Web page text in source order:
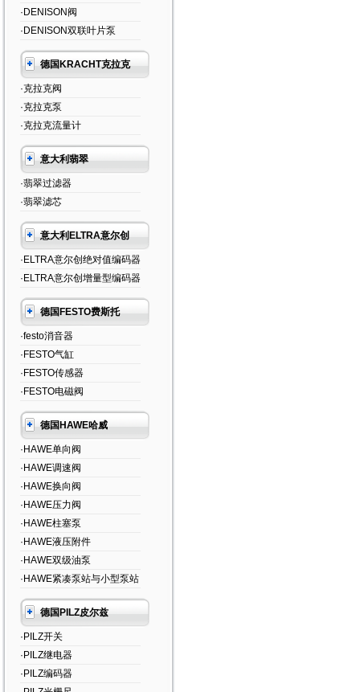
·DENISON阀
·DENISON双联叶片泵
德国KRACHT克拉克
·克拉克阀
·克拉克泵
·克拉克流量计
意大利翡翠
·翡翠过滤器
·翡翠滤芯
意大利ELTRA意尔创
·ELTRA意尔创绝对值编码器
·ELTRA意尔创增量型编码器
德国FESTO费斯托
·festo消音器
·FESTO气缸
·FESTO传感器
·FESTO电磁阀
德国HAWE哈威
·HAWE单向阀
·HAWE调速阀
·HAWE换向阀
·HAWE压力阀
·HAWE柱塞泵
·HAWE液压附件
·HAWE双级油泵
·HAWE紧凑泵站与小型泵站
德国PILZ皮尔兹
·PILZ开关
·PILZ继电器
·PILZ编码器